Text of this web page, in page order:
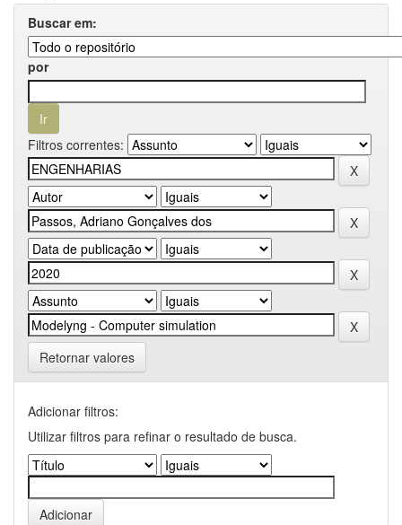
Buscar em:
por
Filtros correntes:
Retornar valores
Adicionar filtros:
Utilizar filtros para refinar o resultado de busca.